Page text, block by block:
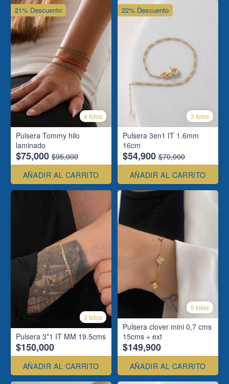
4 fotos
Pulsera Tommy hilo
laminado
$75,000 $95,000
AÑADIR AL CARRITO
21% Descuento
3 fotos
Pulsera 3en1 IT 1.6mm
16cm
$54,900 $70,000
AÑADIR AL CARRITO
22% Descuento
3 fotos
Pulsera 3*1 IT MM 19.5cms
$150,000
AÑADIR AL CARRITO
5 fotos
Pulsera clover mini 0,7 cms
15cms + ext
$149,900
AÑADIR AL CARRITO